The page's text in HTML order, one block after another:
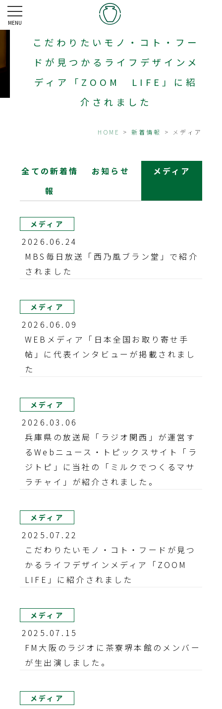
MENU
こだわりたいモノ・コト・フー
ドが見つかるライフデザインメ
ディア「ZOOM LIFE」に紹
介されました
HOME > 新着情報 > メディア
全ての新着情
報
お知らせ メディア
メディア
2026.06.24
MBS毎日放送「西乃風ブラン堂」で紹介
されました
メディア
2026.06.09
WEBメディア「日本全国お取り寄せ手
帖」に代表インタビューが掲載されまし
た
メディア
2026.03.06
兵庫県の放送局「ラジオ関西」が運営す
るWebニュース・トピックスサイト「ラ
ジトピ」に当社の「ミルクでつくるマサ
ラチャイ」が紹介されました。
メディア
2025.07.22
こだわりたいモノ・コト・フードが見つ
かるライフデザインメディア「ZOOM
LIFE」に紹介されました
メディア
2025.07.15
FM大阪のラジオに茶寮堺本館のメンバー
が生出演しました。
メディア